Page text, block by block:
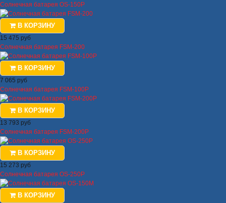
Солнечная батарея OS-150P
В КОРЗИНУ
15 475 руб
Солнечная батарея FSM-200
В КОРЗИНУ
7 065 руб
Солнечная батарея FSM-100P
В КОРЗИНУ
13 793 руб
Солнечная батарея FSM-200P
В КОРЗИНУ
15 273 руб
Солнечная батарея OS-250P
В КОРЗИНУ